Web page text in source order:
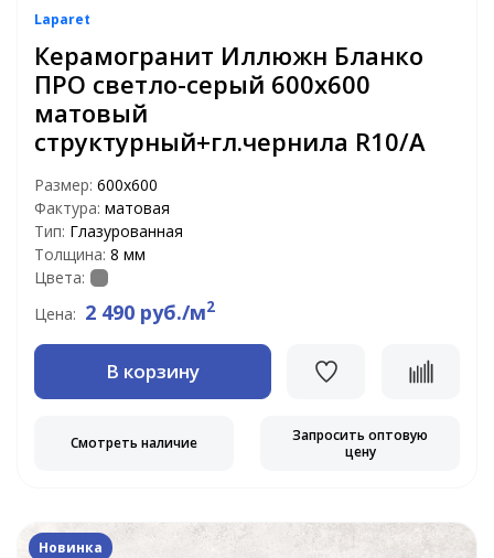
Laparet
Керамогранит Иллюжн Бланко
ПРО светло-серый 600x600
матовый
структурный+гл.чернила R10/A
Размер: 600x600
Фактура: матовая
Тип: Глазурованная
Толщина: 8 мм
Цвета:
Цена: 2 490 руб./м2
В корзину
Смотреть наличие
Запросить оптовую
цену
Новинка